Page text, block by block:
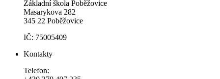
Základní škola Poběžovice
Masarykova 282
345 22 Poběžovice
IČ: 75005409
Kontakty
Telefon: